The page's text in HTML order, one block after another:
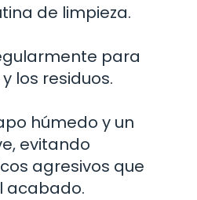
de limpieza.
para
los residuos.
húmedo y un
evitando
agresivos que
acabado.